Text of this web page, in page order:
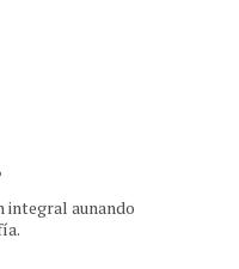
integral aunando